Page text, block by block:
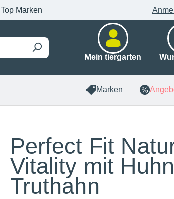
Top Marken
Mein tiergarten
Marken
Perfect Fit
Vitality mit
Truthahn